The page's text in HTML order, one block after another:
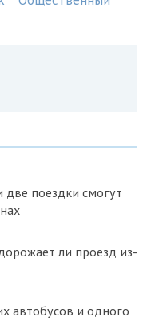
поездки смогут
ли проезд из-
автобусов и одного